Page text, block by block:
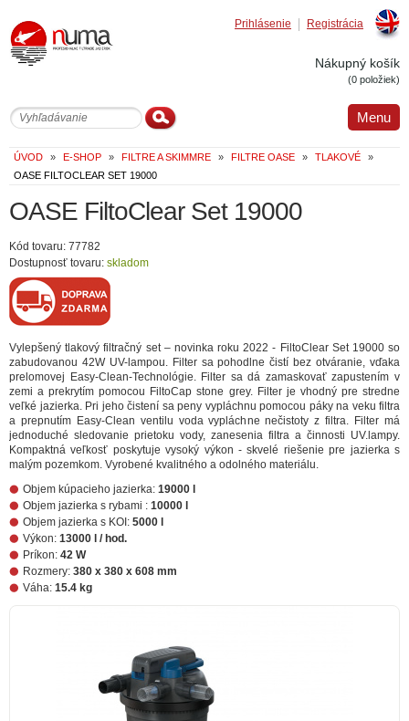
Registrácia
Prihlásenie
Nákupný košík
(0 položiek)
Menu
ÚVOD » E-SHOP » FILTRE A SKIMMRE » FILTRE OASE » TLAKOVÉ
»
OASE FILTOCLEAR SET 19000
OASE FiltoClear Set 19000
Kód tovaru: 77782
Dostupnosť tovaru: skladom
Vylepšený tlakový filtračný set – novinka roku 2022 - FiltoClear Set 19000 so
zabudovanou 42W UV-lampou. Filter sa pohodlne čistí bez otváranie, vďaka
prelomovej Easy-Clean-Technológie. Filter sa dá zamaskovať zapustením v
zemi a prekrytím pomocou FiltoCap stone grey. Filter je vhodný pre stredne
veľké jazierka. Pri jeho čistení sa peny vypláchnu pomocou páky na veku filtra
a prepnutím Easy-Clean ventilu voda vypláchne nečistoty z filtra. Filter má
jednoduché sledovanie prietoku vody, zanesenia filtra a činnosti UV.lampy.
Kompaktná veľkosť poskytuje vysoký výkon - skvelé riešenie pre jazierka s
malým pozemkom. Vyrobené kvalitného a odolného materiálu.
Objem kúpacieho jazierka: 19000 l
Objem jazierka s rybami : 10000 l
Objem jazierka s KOI: 5000 l
Výkon: 13000 l / hod.
Príkon: 42 W
Rozmery: 380 x 380 x 608 mm
Váha: 15.4 kg